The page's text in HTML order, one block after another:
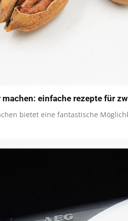
machen: einfache rezepte für
bietet eine fantastische